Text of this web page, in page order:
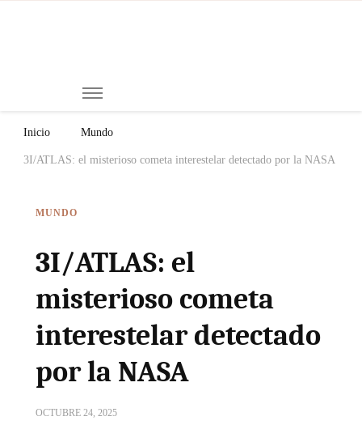
Inicio Mundo
3I/ATLAS: el misterioso cometa interestelar detectado por la NASA
MUNDO
3I/ATLAS: el
misterioso cometa
interestelar detectado
por la NASA
OCTUBRE 24, 2025